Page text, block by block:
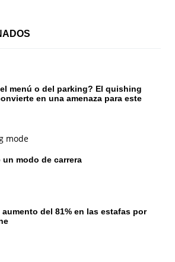
menú o del parking? El quishing
en una amenaza para este
modo de carrera
del 81% en las estafas por